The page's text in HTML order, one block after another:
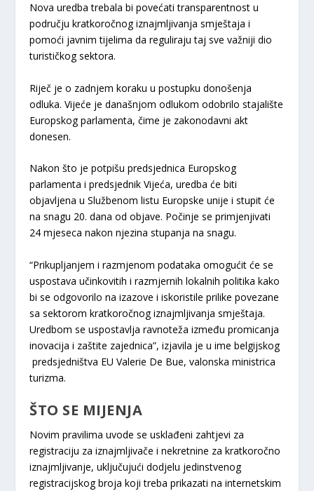
Nova uredba trebala bi povećati transparentnost u
području kratkoročnog iznajmljivanja smještaja i
pomoći javnim tijelima da reguliraju taj sve važniji dio
turističkog sektora.
Riječ je o zadnjem koraku u postupku donošenja
odluka. Vijeće je današnjom odlukom odobrilo stajalište
Europskog parlamenta, čime je zakonodavni akt
donesen.
Nakon što je potpišu predsjednica Europskog
parlamenta i predsjednik Vijeća, uredba će biti
objavljena u Službenom listu Europske unije i stupit će
na snagu 20. dana od objave. Počinje se primjenjivati
24 mjeseca nakon njezina stupanja na snagu.
“Prikupljanjem i razmjenom podataka omogućit će se
uspostava učinkovitih i razmjernih lokalnih politika kako
bi se odgovorilo na izazove i iskoristile prilike povezane
sa sektorom kratkoročnog iznajmljivanja smještaja.
Uredbom se uspostavlja ravnoteža između promicanja
inovacija i zaštite zajednica”, izjavila je u ime belgijskog
predsjedništva EU Valerie De Bue, valonska ministrica
turizma.
ŠTO SE MIJENJA
Novim pravilima uvode se usklađeni zahtjevi za
registraciju za iznajmljivače i nekretnine za kratkoročno
iznajmljivanje, uključujući dodjelu jedinstvenog
registracijskog broja koji treba prikazati na internetskim